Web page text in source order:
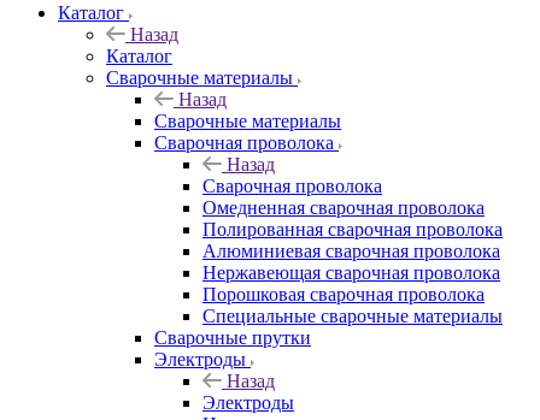
Каталог
Назад
Каталог
Сварочные материалы
Назад
Сварочные материалы
Сварочная проволока
Назад
Сварочная проволока
Омедненная сварочная проволока
Полированная сварочная проволока
Алюминиевая сварочная проволока
Нержавеющая сварочная проволока
Порошковая сварочная проволока
Специальные сварочные материалы
Сварочные прутки
Электроды
Назад
Электроды